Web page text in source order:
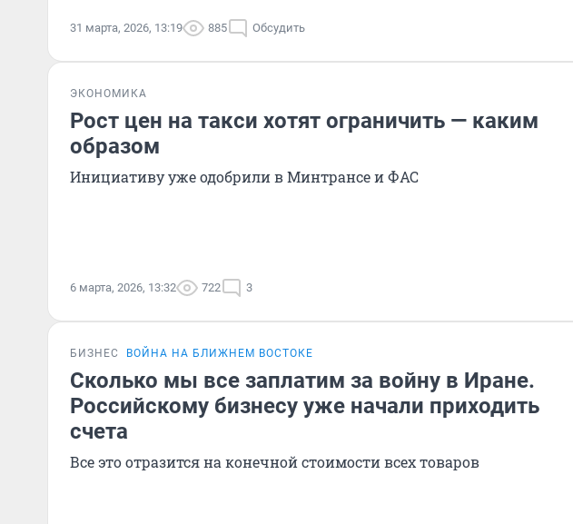
31 марта, 2026, 13:19 885 Обсудить
ЭКОНОМИКА
Рост цен на такси хотят ограничить — каким
образом
Инициативу уже одобрили в Минтрансе и ФАС
6 марта, 2026, 13:32 722 3
БИЗНЕС ВОЙНА НА БЛИЖНЕМ ВОСТОКЕ
Сколько мы все заплатим за войну в Иране.
Российскому бизнесу уже начали приходить
счета
Все это отразится на конечной стоимости всех товаров